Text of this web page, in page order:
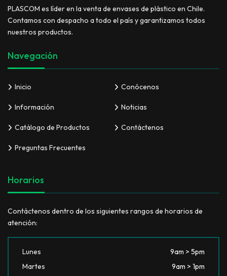
PLASCOM es líder en la venta de envases de plástico en Chile.
Contamos con despacho a todo el país y garantizamos todos
nuestros productos.
Navegación
Inicio Conócenos
Información Noticias
Catálogo de Productos Contáctenos
Preguntas Frecuentes
Horarios
Contáctenos dentro de los siguientes rangos de horarios de
atención:
Lunes
9am > 5pm
Martes
9am > 1pm